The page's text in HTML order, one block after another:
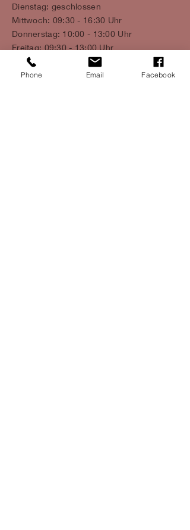
Dienstag: geschlossen
Mittwoch: 09:30 - 16:30 Uhr
Donnerstag: 10:00 - 13:00 Uhr
Freitag: 09:30 - 13:00 Uhr
1. und 2. Samstag im Monat: 10:00-14:00
UhrPhone Email Facebook